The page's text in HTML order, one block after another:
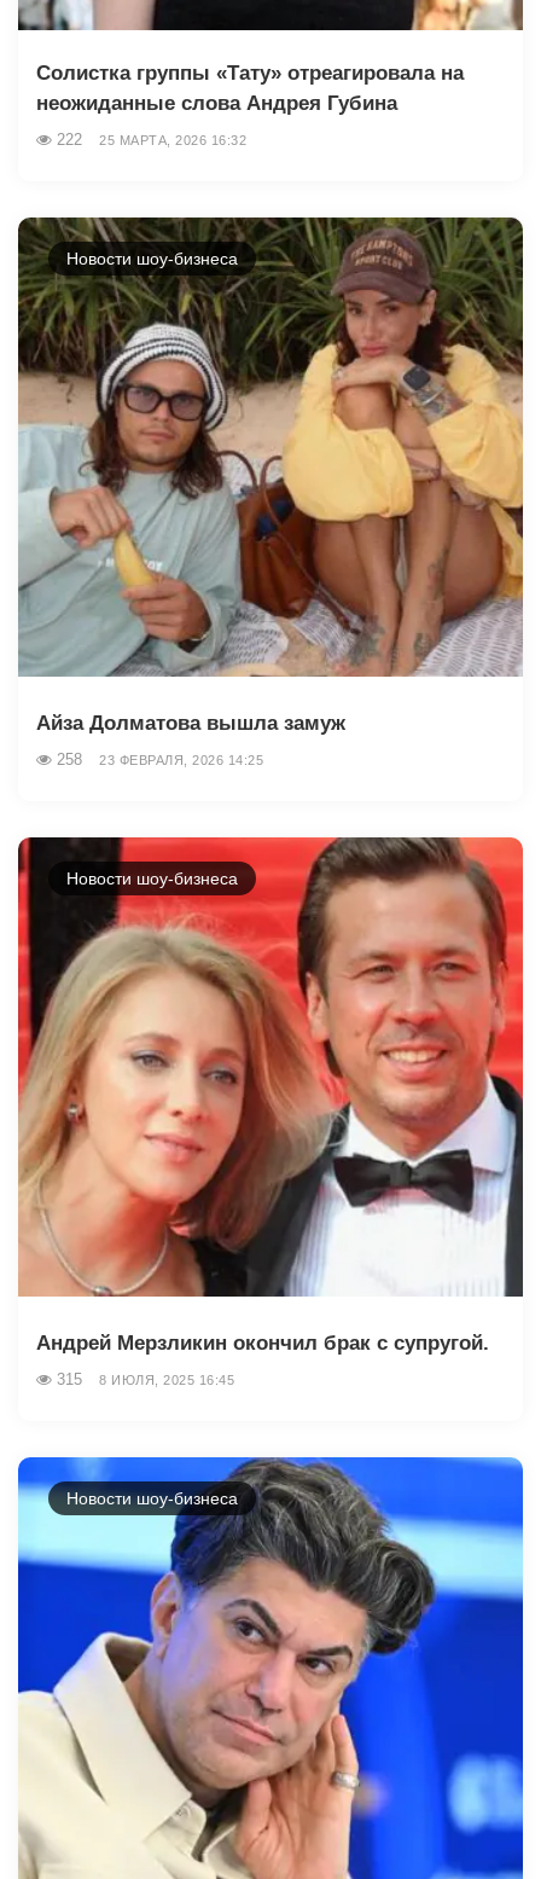
Солистка группы «Тату» отреагировала на
неожиданные слова Андрея Губина
222 25 МАРТА, 2026 16:32
Новости шоу-бизнеса
Айза Долматова вышла замуж
258 23 ФЕВРАЛЯ, 2026 14:25
Новости шоу-бизнеса
Андрей Мерзликин окончил брак с супругой.
315 8 ИЮЛЯ, 2025 16:45
Новости шоу-бизнеса